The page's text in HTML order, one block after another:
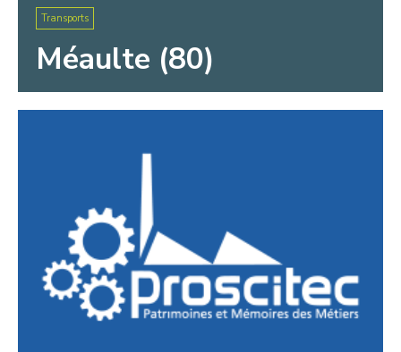
Transports
Méaulte (80)